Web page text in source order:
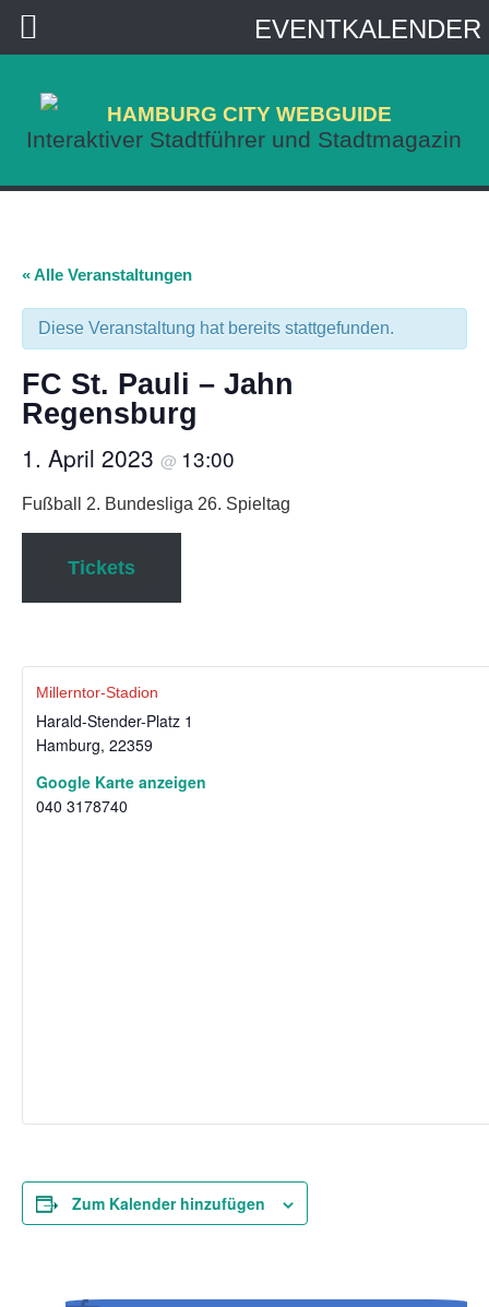
HAMBURG CITY WEBGUIDE
Interaktiver Stadtführer und Stadtmagazin
« Alle Veranstaltungen
Diese Veranstaltung hat bereits stattgefunden.
FC St. Pauli – Jahn
Regensburg
1. April 2023 @ 13:00
Fußball 2. Bundesliga 26. Spieltag
Tickets
Millerntor-Stadion
Harald-Stender-Platz 1
Hamburg, 22359
Google Karte anzeigen
040 3178740
Zum Kalender hinzufügen
EVENTKALENDER